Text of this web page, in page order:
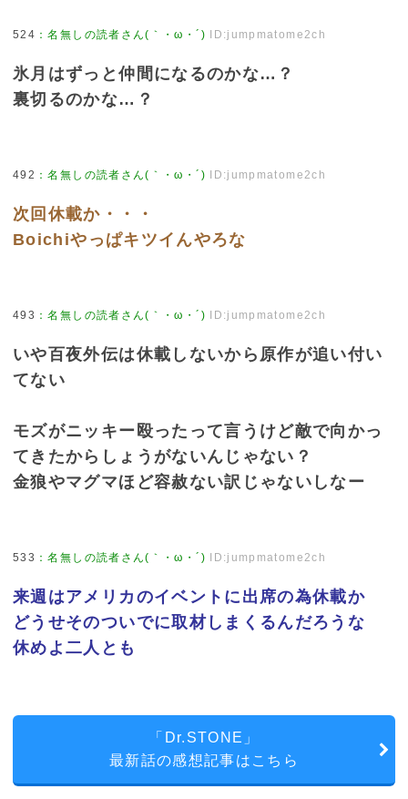
524 ：名無しの読者さん(｀・ω・´) ID:jumpmatome2ch
氷月はずっと仲間になるのかな…？
裏切るのかな…？
492 ：名無しの読者さん(｀・ω・´) ID:jumpmatome2ch
次回休載か・・・
Boichiやっぱキツイんやろな
493 ：名無しの読者さん(｀・ω・´) ID:jumpmatome2ch
いや百夜外伝は休載しないから原作が追い付い
てない
モズがニッキー殴ったって言うけど敵で向かっ
てきたからしょうがないんじゃない？
金狼やマグマほど容赦ない訳じゃないしなー
533 ：名無しの読者さん(｀・ω・´) ID:jumpmatome2ch
来週はアメリカのイベントに出席の為休載か
どうせそのついでに取材しまくるんだろうな
休めよ二人とも
「Dr.STONE」
最新話の感想記事はこちら